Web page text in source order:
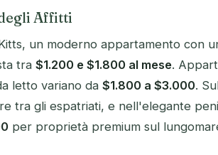
Affitti
un moderno appartamento con
tra $1.200 e $1.800 al mese.
letto variano da $1.800 a $3.000.
tra gli espatriati, e nell'elegante
per proprietà premium sul